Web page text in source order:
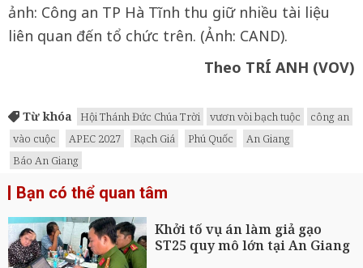
ảnh: Công an TP Hà Tĩnh thu giữ nhiều tài liệu
liên quan đến tổ chức trên. (Ảnh: CAND).
Theo TRÍ ANH (VOV)
Từ khóa Hội Thánh Đức Chúa Trời vươn vòi bạch tuộc
công an
vào cuộc
APEC 2027 Rạch Giá Phú Quốc
An Giang
Báo An Giang
Bạn có thể quan tâm
Khởi tố vụ án làm giả gạo
ST25 quy mô lớn tại An Giang